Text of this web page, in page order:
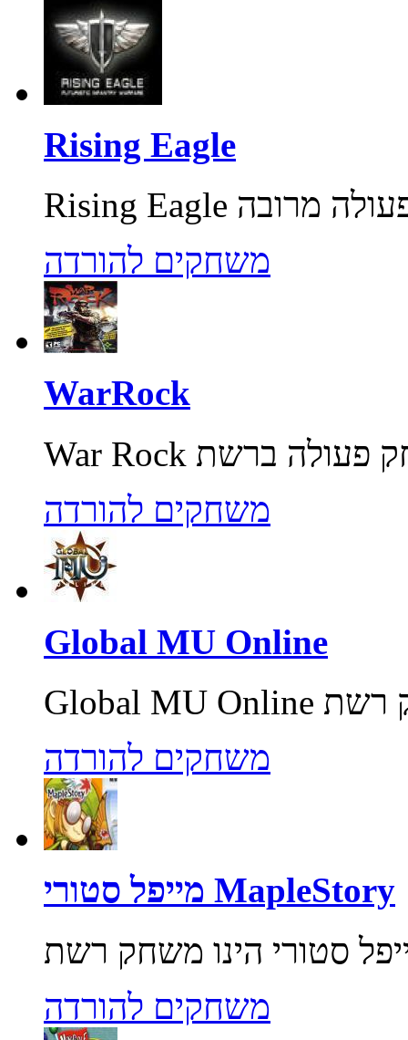
Rising Eagle
משחקים להורדה
WarRock
משחקים להורדה
Global MU Online
משחקים להורדה
מייפל סטורי MapleStory
משחקים להורדה